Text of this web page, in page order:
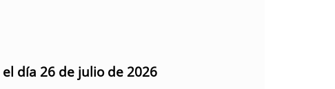
día 26 de julio de 2026